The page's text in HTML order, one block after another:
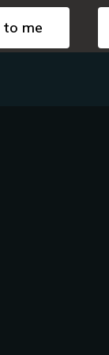
me